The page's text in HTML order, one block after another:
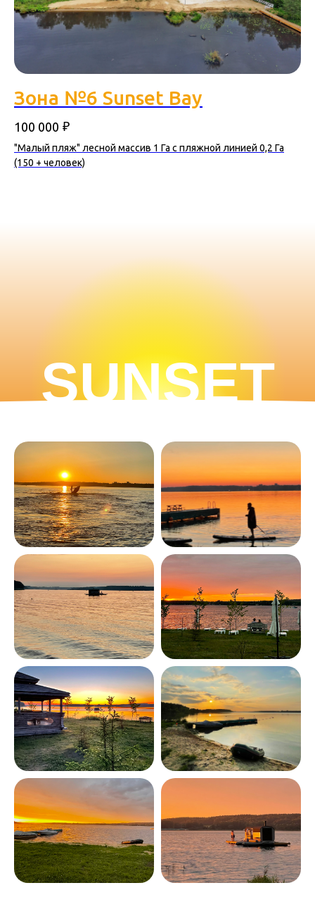
Зона №6 Sunset Bay
100 000 ₽
"Малый пляж" лесной массив 1 Га с пляжной линией 0,2 Га
(150 + человек)
SUNSET